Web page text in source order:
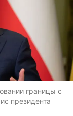
границы с
президента